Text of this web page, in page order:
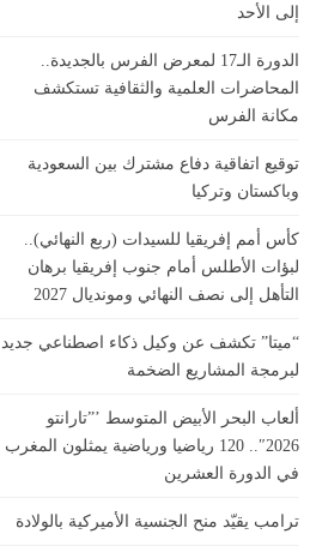
إلى الأحد
الدورة الـ17 لمعرض الفرس بالجديدة..
المحاضرات العلمية والثقافية تستكشف
مكانة الفرس
توقيع اتفاقية دفاع مشترك بين السعودية
وباكستان وتركيا
كأس أمم إفريقيا للسيدات (ربع النهائي)..
لبؤات الأطلس أمام جنوب إفريقيا برهان
التأهل إلى نصف النهائي ومونديال 2027
“ميتا” تكشف عن وكيل ذكاء اصطناعي جديد
لبرمجة المشاريع الضخمة
ألعاب البحر الأبيض المتوسط ’”تارانتو
2026″.. 120 رياضيا ورياضية يمثلون المغرب
في الدورة العشرين
ترامب يقيّد منح الجنسية الأميركية بالولادة